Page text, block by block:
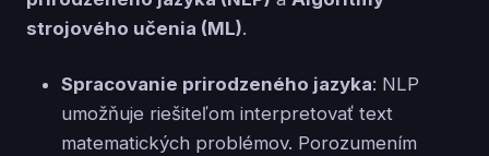
strojového učenia (ML).
Spracovanie prirodzeného jazyka: NLP
umožňuje riešiteľom interpretovať text
matematických problémov. Porozumením